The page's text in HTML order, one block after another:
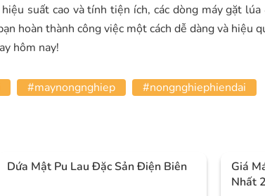
suất cao và tính tiện ích, các dòng máy gặt
hoàn thành công việc một cách dễ dàng và hiệu
hôm nay!
#maynongnghiep #nongnghiephiendai
Dứa Mật Pu Lau Đặc Sản Điện Biên
Giá
Nhất